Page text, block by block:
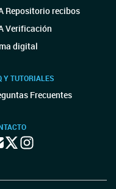
Repositorio recibos
Verificación
digital
Y TUTORIALES
Frecuentes